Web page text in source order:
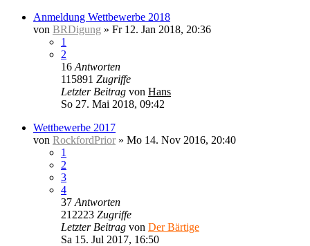
Anmeldung Wettbewerbe 2018
von BRDigung » Fr 12. Jan 2018, 20:36
1
2
16 Antworten
115891 Zugriffe
Letzter Beitrag von Hans
So 27. Mai 2018, 09:42
Wettbewerbe 2017
von RockfordPrior » Mo 14. Nov 2016, 20:40
1
2
3
4
37 Antworten
212223 Zugriffe
Letzter Beitrag von Der Bärtige
Sa 15. Jul 2017, 16:50